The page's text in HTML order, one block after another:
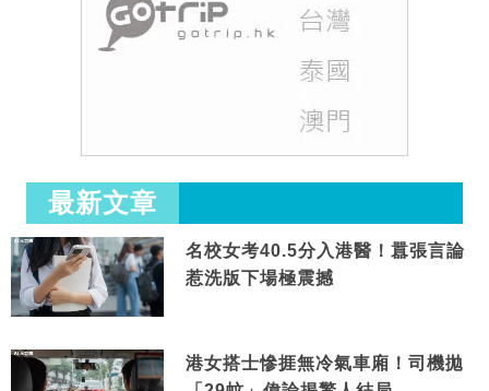
最新文章
名校女考40.5分入港醫！囂張言論
惹洗版下場極震撼
港女搭士慘捱無冷氣車廂！司機拋